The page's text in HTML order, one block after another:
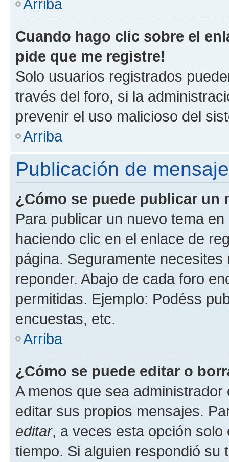
Arriba
Cuando hago clic sobre el
pide que me registre!
Solo usuarios registrados
través del foro, si la
prevenir el uso malicioso del
Arriba
Publicación de
¿Cómo se puede publicar un
Para publicar un nuevo tema
haciendo clic en el enlace de
página. Seguramente
reponder. Abajo de cada foro
permitidas. Ejemplo: Podéss
encuestas, etc.
Arriba
¿Cómo se puede editar o
A menos que sea
editar sus propios mensajes.
editar, a veces esta opción
tiempo. Si alguien respondió